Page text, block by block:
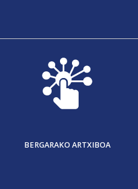
BERGARAKO ARTXIBOA